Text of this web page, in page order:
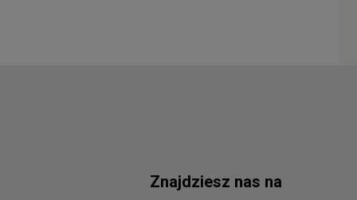
Znajdziesz nas na